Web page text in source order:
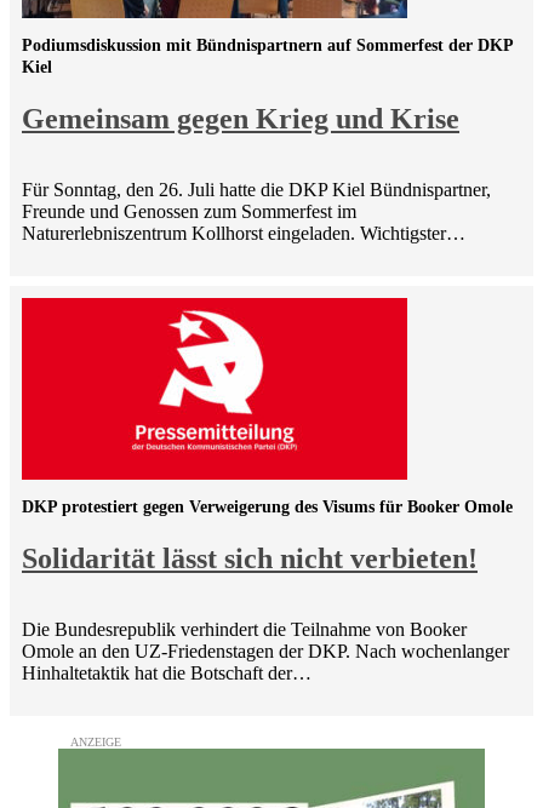
Gemeinsam gegen Krieg und Krise
Podiumsdiskussion mit Bündnispartnern auf Sommerfest der DKP
Kiel
Für Sonntag, den 26. Juli hatte die DKP Kiel Bündnispartner,
Freunde und Genossen zum Sommerfest im
Naturerlebniszentrum Kollhorst eingeladen. Wichtigster…
Solidarität lässt sich nicht verbieten!
DKP protestiert gegen Verweigerung des Visums für Booker Omole
Die Bundesrepublik verhindert die Teilnahme von Booker
Omole an den UZ-Friedenstagen der DKP. Nach wochenlanger
Hinhaltetaktik hat die Botschaft der…